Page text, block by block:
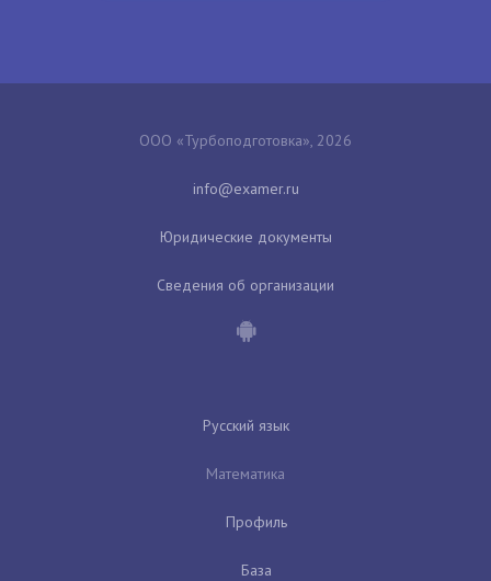
ООО «Турбоподготовка», 2026
Юридические документы
Сведения об организации
Русский язык
Математика
Профиль
База